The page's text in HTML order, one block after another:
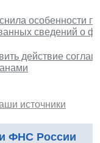
особенности
сведений о
действие
источники
ФНС России